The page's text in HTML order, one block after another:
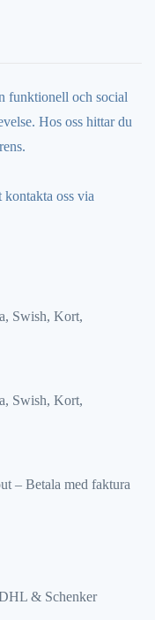
funktionell och social
Hos oss hittar du
oss via